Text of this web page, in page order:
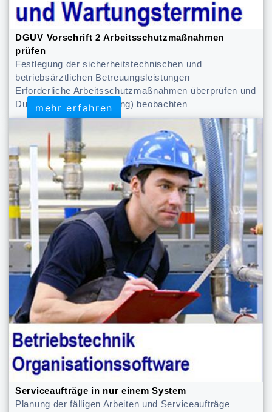
DGUV Vorschrift 2 Arbeitsschutzmaßnahmen
prüfen
Festlegung der sicherheitstechnischen und
betriebsärztlichen Betreuungsleistungen
Erforderliche Arbeitsschutzmaßnahmen überprüfen und
Durchführung (Umsetzung) beobachten
mehr erfahren
mehr erfahren
Serviceaufträge in nur einem System
Planung der fälligen Arbeiten und Serviceaufträge